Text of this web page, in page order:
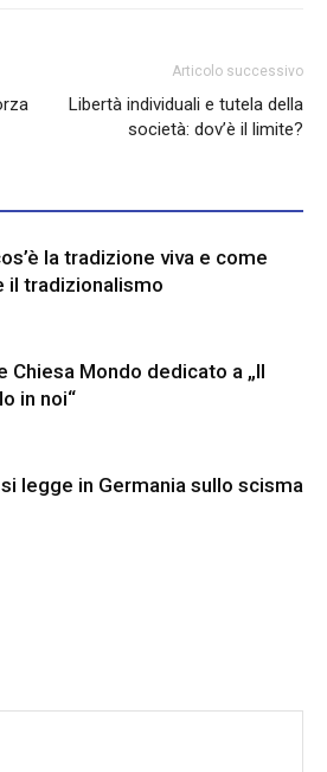
Articolo successivo
Libertà individuali e tutela della
società: dov’è il limite?
la tradizione viva e come
il tradizionalismo
Chiesa Mondo dedicato a „Il
in noi“
legge in Germania sullo scisma